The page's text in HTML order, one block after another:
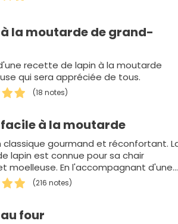
la moutarde de grand-
recette de lapin à la moutarde
qui sera appréciée de tous.
(18 notes)
à la moutarde
classique gourmand et réconfortant.
lapin est connue pour sa chair
moelleuse. En l'accompagnant d'une
la…
(216 notes)
four